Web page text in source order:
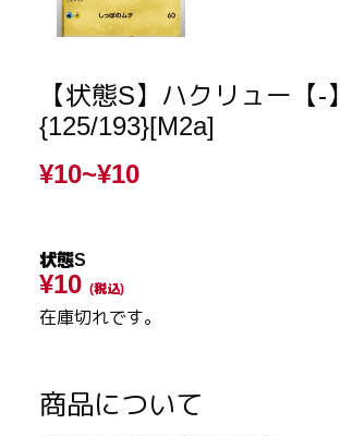
【状態S】ハクリュー【-】
{125/193}[M2a]
¥10~¥10
状態S
¥10 (税込)
在庫切れです。
商品について